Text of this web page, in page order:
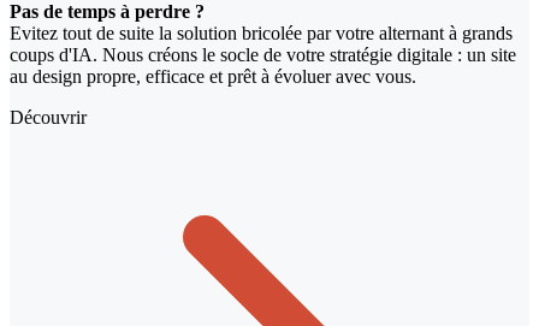
Pas de temps à perdre ?
Evitez tout de suite la solution bricolée par votre alternant à grands
coups d'IA. Nous créons le socle de votre stratégie digitale : un site
au design propre, efficace et prêt à évoluer avec vous.
Découvrir